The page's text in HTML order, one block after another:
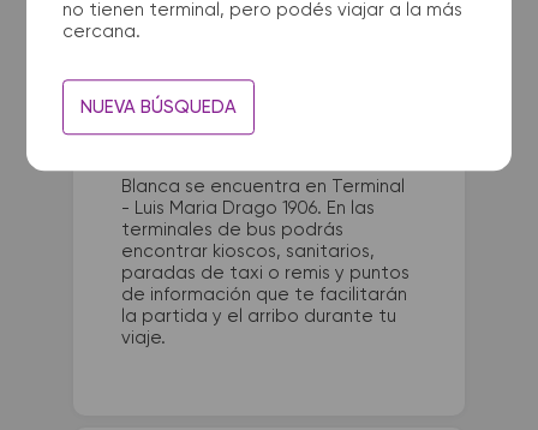
no tienen terminal, pero podés viajar a la más
cercana.
NUEVA BÚSQUEDA
terminales de micro de Villa
Gesell a Bahia Blanca?
La terminal de ómnibus de Villa
Blanca se encuentra en Terminal
- Luis Maria Drago 1906. En las
terminales de bus podrás
encontrar kioscos, sanitarios,
paradas de taxi o remis y puntos
de información que te facilitarán
la partida y el arribo durante tu
viaje.